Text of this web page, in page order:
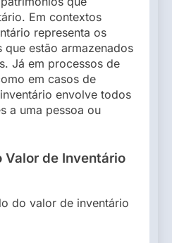
Em contextos
representa os
que estão armazenados
Já em processos de
em casos de
envolve todos
a uma pessoa ou
Valor de Inventário
do valor de inventário